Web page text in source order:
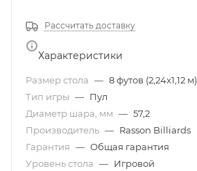
Рассчитать доставку
Характеристики
Размер стола — 8 футов (2,24x1,12 м)
Тип игры — Пул
Диаметр шара, мм — 57,2
Производитель — Rasson Billiards
Гарантия — Общая гарантия
Уровень стола — Игровой